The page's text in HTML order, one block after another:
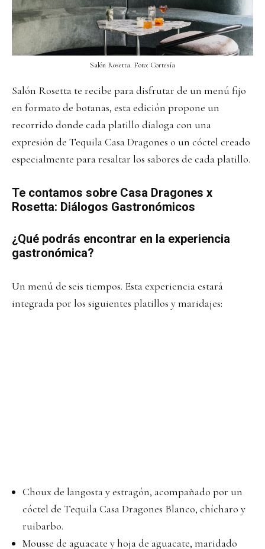
Salón Rosetta. Foto: Cortesía
Salón Rosetta te recibe para disfrutar de un menú fijo
en formato de botanas, esta edición propone un
recorrido donde cada platillo dialoga con una
expresión de Tequila Casa Dragones o un cóctel creado
especialmente para resaltar los sabores de cada platillo.
Te contamos sobre Casa Dragones x
Rosetta: Diálogos Gastronómicos
¿Qué podrás encontrar en la experiencia
gastronómica?
Un menú de seis tiempos. Esta experiencia estará
integrada por los siguientes platillos y maridajes:
Choux de langosta y estragón, acompañado por un
cóctel de Tequila Casa Dragones Blanco, chícharo y
ruibarbo.
Mousse de aguacate y hoja de aguacate, maridado